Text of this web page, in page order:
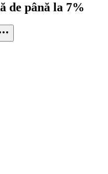
de până la 7%